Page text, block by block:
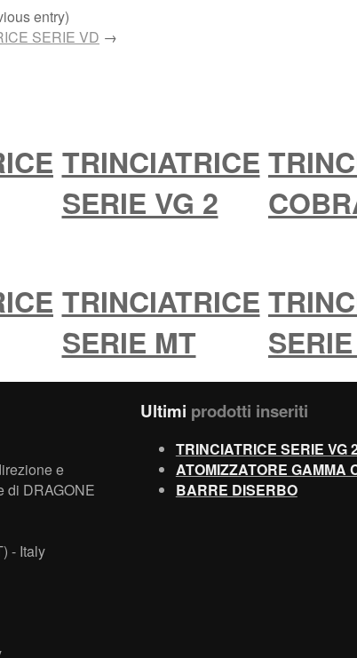
entry)
SERIE VD →
TRINCIATRICE
SERIE VG 2
TRINCIATRICE
SERIE MT
e
di DRAGONE
- Italy
Ultimi prodotti inseriti
TRINCIATRICE SERIE VG
ATOMIZZATORE GAMMA
BARRE DISERBO